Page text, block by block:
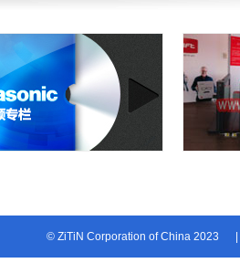
© ZiTiN Corporation of China 2023